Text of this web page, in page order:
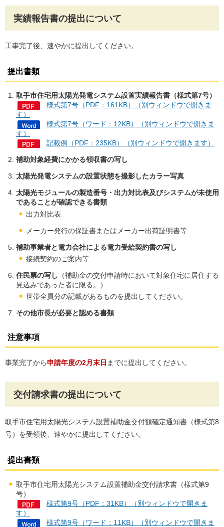
実績報告書の提出について
工事完了後、速やかに提出してください。
提出書類
取手市住宅用太陽光発電システム設置実績報告書（様式第7号）
様式第7号（PDF：161KB）（別ウィンドウで開きま
す）
様式第7号（ワード：12KB）（別ウィンドウで開きま
す）
記載例（PDF：235KB）（別ウィンドウで開きます）
補助対象経費にかかる領収書の写し
太陽光発電システムの設置状態を撮影したカラー写真
太陽光モジュールの製造番号・出力対比表及びシステムが未使用
であることが確認できる書類
出力対比表
メーカー発行の保証書またはメーカー出荷証明書等
補助事業者と電力会社による電力受給契約書の写し
接続契約のご案内等
住民票の写し （補助金の交付申請時において対象住宅に居住する
見込みであった者に限る。）
世帯全員分の記載があるものを提出してください。
その他市長が必要と認める書類
注意事項
事業完了から申請年度の2月末日 までに提出してください。
交付請求書の提出について
取手市住宅用太陽光システム設置補助金交付額確定通知書（様式第8
号）を受領後、速やかに提出してください。
提出書類
取手市住宅用太陽光システム設置補助金交付請求書（様式第9
号）
様式第9号（PDF：31KB）（別ウィンドウで開きま
す）
様式第9号（ワード：11KB）（別ウィンドウで開きま